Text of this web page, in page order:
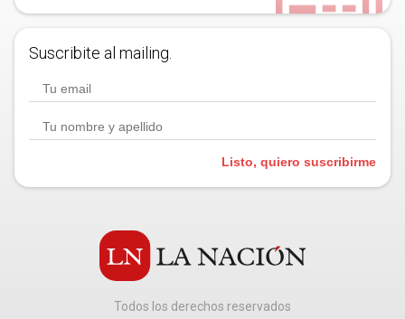
Suscribite al mailing.
Listo, quiero suscribirme
Todos los derechos reservados